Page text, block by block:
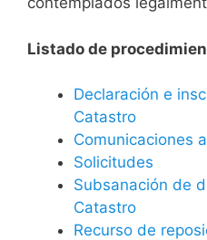
Listado de
Declaración e
Catastro
Comunicaciones
Solicitudes
Subsanación de
Catastro
Recurso de